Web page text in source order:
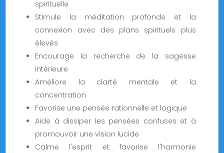
spirituelle
Stimule la méditation profonde et la
connexion avec des plans spirituels plus
élevés
Encourage la recherche de la sagesse
intérieure
Améliore la clarté mentale et la
concentration
Favorise une pensée rationnelle et logique
Aide à dissiper les pensées confuses et à
promouvoir une vision lucide
Calme l'esprit et favorise l'harmonie